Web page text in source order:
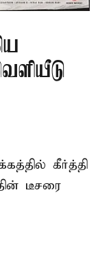
கீர்த்தி
டீசரை